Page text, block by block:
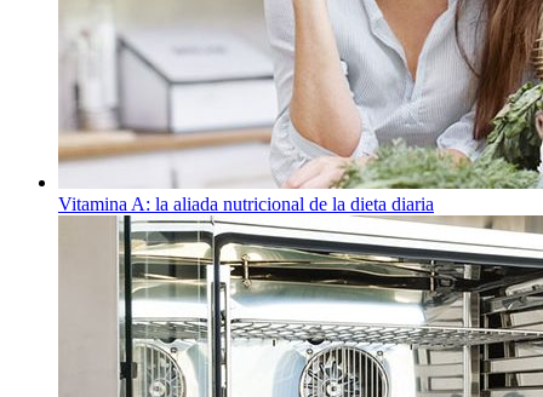
Vitamina A: la aliada nutricional de la dieta diaria